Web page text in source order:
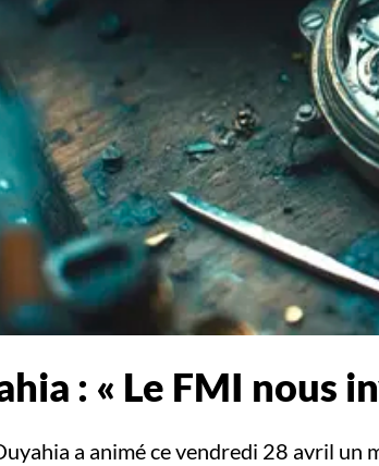
: « Le FMI nous
a animé ce vendredi 28 avril un